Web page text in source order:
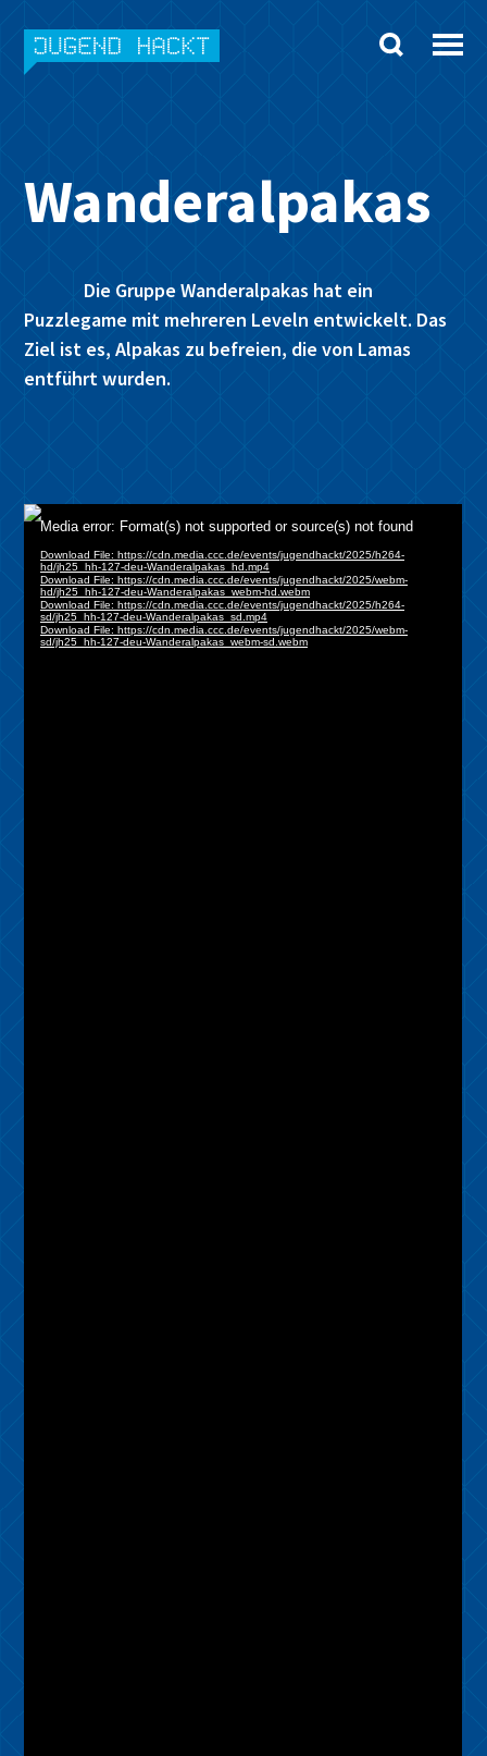
Skip
to
Wanderalpakas
Die Gruppe Wanderalpakas hat ein
Puzzlegame mit mehreren Leveln entwickelt. Das
Ziel ist es, Alpakas zu befreien, die von Lamas
entführt wurden.